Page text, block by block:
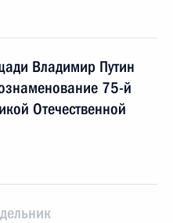
Владимир Путин
75-й
Отечественной